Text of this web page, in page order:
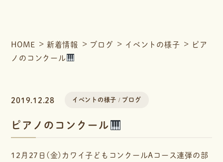
HOME 新着情報 ブログ イベントの様子
ピア
ノのコンクール
2019.12.28 イベントの様子 ブログ
ピアノのコンクール
12月27日(金)カワイ子どもコンクールAコース連弾の部